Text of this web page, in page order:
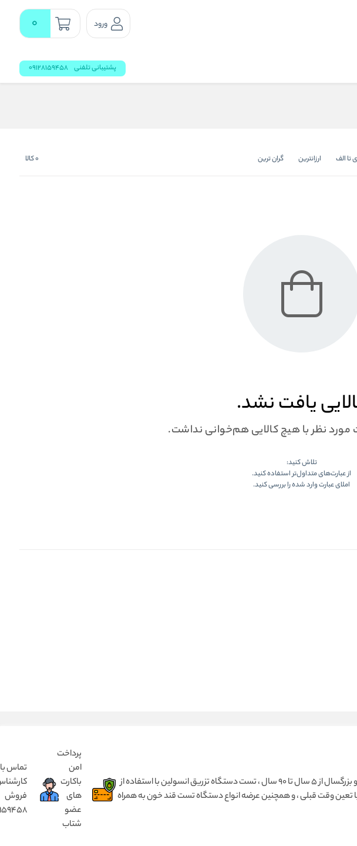
ورود 0
پشتیبانی تلفنی 09128159458
تا الف ارزانترین گران ترین 0کالا
یافت نشد.
مورد نظر با هیچ کالایی هم‌خوانی نداشت.
تلاش کنید:
از عبارت‌های متداول‌تر استفاده کنید.
املای عبارت وارد شده را بررسی کنید.
دستگاه تزریق انسولین بدون درد ، مختص کودک ۱ تا ۵ سال و بزرگسال از ۵ سال تا ۹۰ سال ، تست دستگاه تزریق انسولین با استفاده از
تعین وقت قبلی ، و همچنین عرضه انواع دستگاه تست قند خون به همراه
پرداخت
امن
باکارت
های
عضو
شتاب
تماس با
فروش